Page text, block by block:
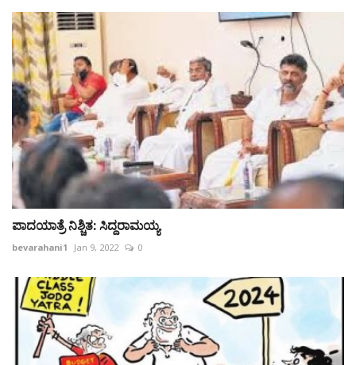
ಪಾದಯಾತ್ರೆ ನಿಶ್ಚಿತ: ಸಿದ್ದರಾಮಯ್ಯ
bevarahani1 Jan 9, 2022 0